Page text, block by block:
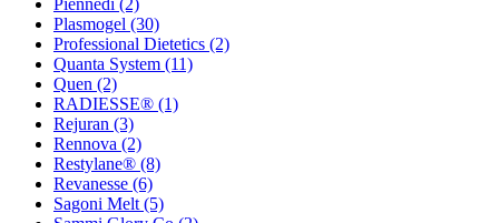
Plasmogel (30)
Professional Dietetics (2)
Quanta System (11)
Quen (2)
RADIESSE® (1)
Rejuran (3)
Rennova (2)
Restylane® (8)
Revanesse (6)
Sagoni Melt (5)